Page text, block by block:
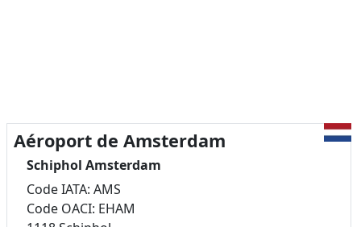
Aéroport de Amsterdam
Schiphol Amsterdam
Code IATA: AMS
Code OACI: EHAM